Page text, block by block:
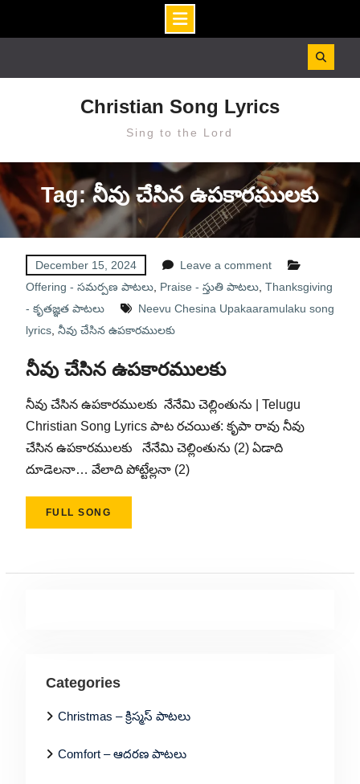
Christian Song Lyrics
Sing to the Lord
Tag: నీవు చేసిన ఉపకారములకు
December 15, 2024
Leave a comment
Offering - సమర్పణ పాటలు, Praise - స్తుతి పాటలు, Thanksgiving
- కృతజ్ఞత పాటలు
Neevu Chesina Upakaaramulaku song
lyrics, నీవు చేసిన ఉపకారములకు
నీవు చేసిన ఉపకారములకు
నీవు చేసిన ఉపకారములకు నేనేమి చెల్లింతును | Telugu
Christian Song Lyrics పాట రచయిత: కృపా రావు నీవు
చేసిన ఉపకారములకు నేనేమి చెల్లింతును (2) ఏడాది
దూడెలనా… వేలాది పోట్టేల్లనా (2)
FULL SONG
Categories
Christmas – క్రిస్మస్ పాటలు
Comfort – ఆదరణ పాటలు